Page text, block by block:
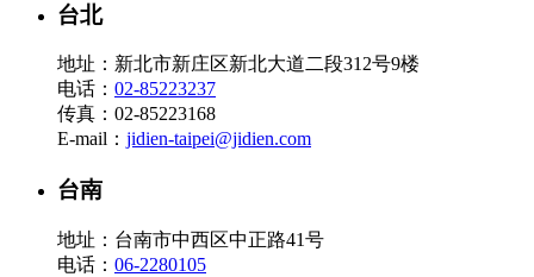
台北
地址：新北市新庄区新北大道二段312号9楼
电话： 02-85223237
传真：02-85223168
E-mail： jidien-taipei@jidien.com
台南
地址：台南市中西区中正路41号
电话： 06-2280105